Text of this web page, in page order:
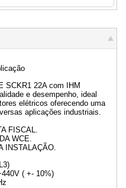
SCKR1 22A com IHM
e desempenho, ideal
elétricos oferecendo uma
aplicações industriais.
FISCAL.
WCE.
INSTALAÇÃO.
( +- 10%)